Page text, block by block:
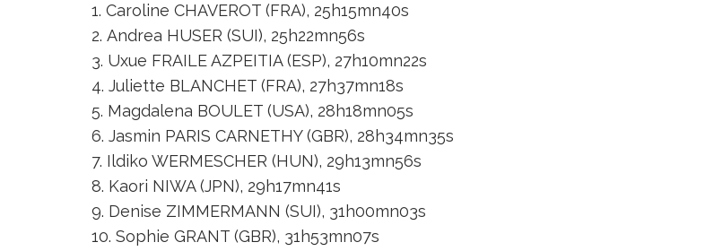
Caroline CHAVEROT (FRA), 25h15mn40s
Andrea HUSER (SUI), 25h22mn56s
Uxue FRAILE AZPEITIA (ESP), 27h10mn22s
Juliette BLANCHET (FRA), 27h37mn18s
Magdalena BOULET (USA), 28h18mn05s
Jasmin PARIS CARNETHY (GBR), 28h34mn35s
Ildiko WERMESCHER (HUN), 29h13mn56s
Kaori NIWA (JPN), 29h17mn41s
Denise ZIMMERMANN (SUI), 31h00mn03s
Sophie GRANT (GBR), 31h53mn07s